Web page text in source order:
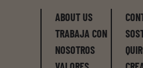
ABOUT US
TRABAJA CON
NOSOTROS